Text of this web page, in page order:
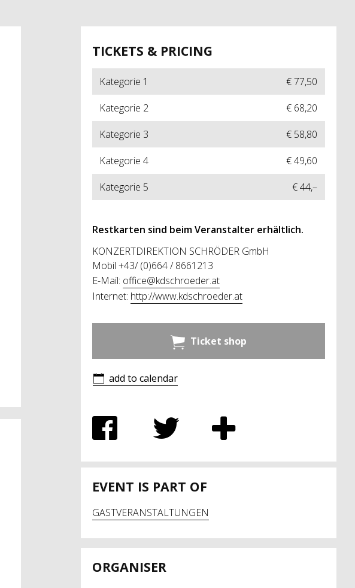
TICKETS & PRICING
Kategorie 1
€ 77,50
Kategorie 2
€ 68,20
Kategorie 3
€ 58,80
Kategorie 4
€ 49,60
Kategorie 5
€ 44,–
Restkarten sind beim Veranstalter erhältlich.
KONZERTDIREKTION SCHRÖDER GmbH
Mobil +43/ (0)664 / 8661213
E-Mail: office@kdschroeder.at
Internet: http://www.kdschroeder.at
Ticket shop
add to calendar
EVENT IS PART OF
GASTVERANSTALTUNGEN
ORGANISER